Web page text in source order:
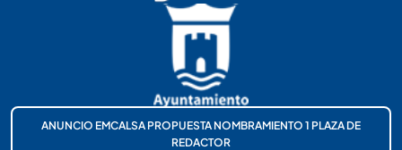
ANUNCIO EMCALSA PROPUESTA NOMBRAMIENTO 1 PLAZA DE
REDACTOR